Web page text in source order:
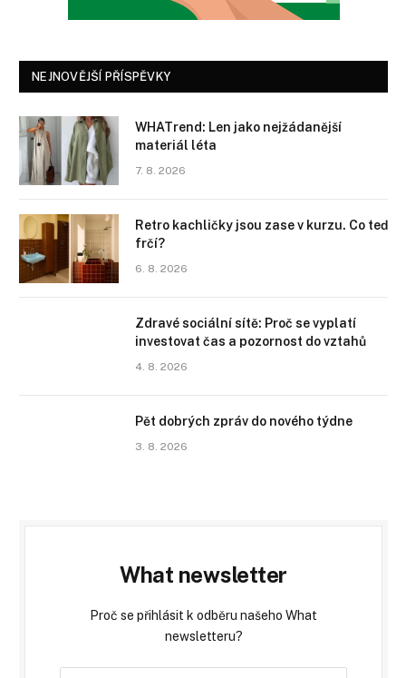
NEJNOVĚJŠÍ PŘÍSPĚVKY
WHATrend: Len jako nejžádanější
materiál léta
7. 8. 2026
Retro kachličky jsou zase v kurzu. Co teď
frčí?
6. 8. 2026
Zdravé sociální sítě: Proč se vyplatí
investovat čas a pozornost do vztahů
4. 8. 2026
Pět dobrých zpráv do nového týdne
3. 8. 2026
What newsletter
Proč se přihlásit k odběru našeho What
newsletteru?